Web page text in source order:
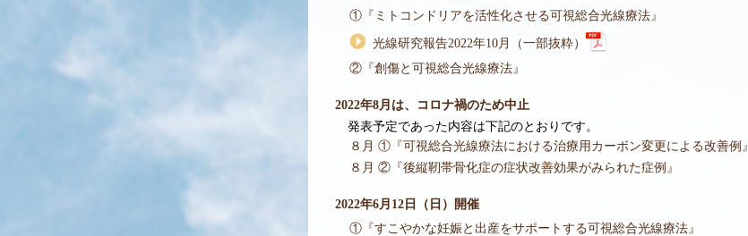
①『ミトコンドリアを活性化させる可視総合光線療法』
光線研究報告2022年10月（一部抜粋）
②『創傷と可視総合光線療法』
2022年8月は、コロナ禍のため中止
発表予定であった内容は下記のとおりです。
８月①『可視総合光線療法における治療用カーボン変更による改善例』
８月②『後縦靭帯骨化症の症状改善効果がみられた症例』
2022年6月12日（日）開催
①『すこやかな妊娠と出産をサポートする可視総合光線療法』